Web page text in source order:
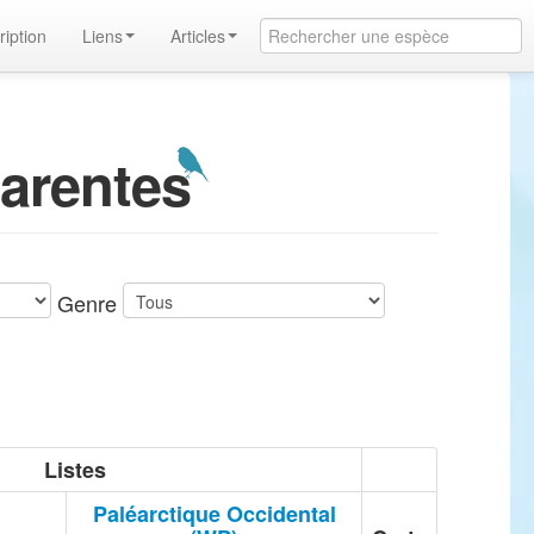
Liens Articles
Genre
Listes
Paléarctique Occidental